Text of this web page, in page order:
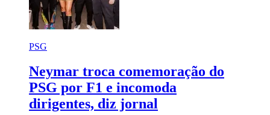
PSG
Neymar troca comemoração do
PSG por F1 e incomoda
dirigentes, diz jornal